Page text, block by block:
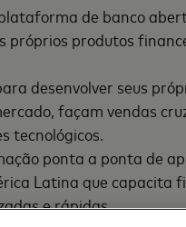
de banco
próprios produtos
desenvolver seus
façam vendas
tecnológicos.
ponta a ponta de
Latina que capacita
e rápidas.